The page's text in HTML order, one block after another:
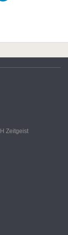
Zeitgeist